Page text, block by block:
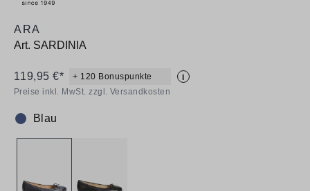
ARA
Art. SARDINIA
119,95 €* + 120 Bonuspunkte
i
Preise inkl. MwSt. zzgl. Versandkosten
Farbe:
Blau